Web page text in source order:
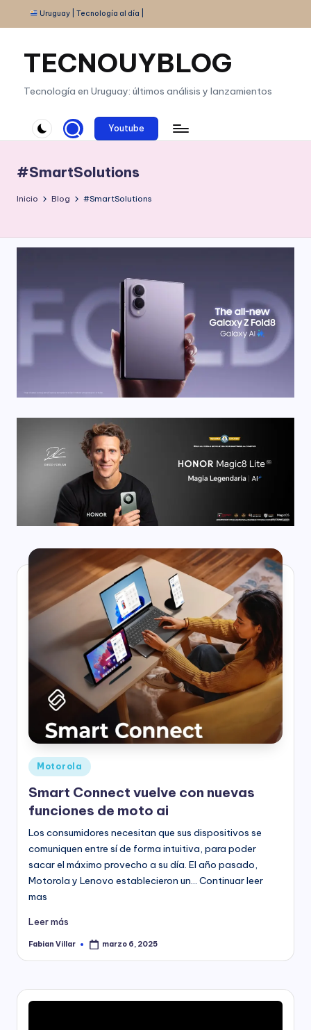
Saltar
contenido
Uruguay | Tecnología al día |
TECNOUYBLOG
Tecnología en Uruguay: últimos análisis y lanzamientos
Youtube
#SmartSolutions
Inicio Blog #SmartSolutions
Publicado
en
Motorola
Smart Connect vuelve con nuevas
funciones de moto ai
Los consumidores necesitan que sus dispositivos se
comuniquen entre sí de forma intuitiva, para poder
sacar el máximo provecho a su día. El año pasado,
Motorola y Lenovo establecieron un… Continuar leer
mas
Leer más
Publicado
Fabian Villar marzo 6, 2025